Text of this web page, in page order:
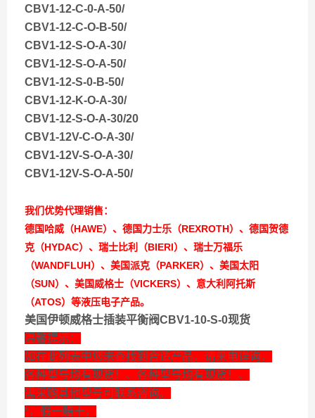
CBV1-12-C-0-A-50/
CBV1-12-C-O-B-50/
CBV1-12-S-O-A-30/
CBV1-12-S-O-A-50/
CBV1-12-S-0-B-50/
CBV1-12-K-O-A-30/
CBV1-12-S-O-A-30/20
CBV1-12V-C-O-A-30/
CBV1-12V-S-O-A-30/
CBV1-12V-S-O-A-50/
我们优势代理销售：
德国哈威（HAWE）、德国力士乐（REXROTH）、德国贺德
克（HYDAC）、瑞士比利（BIERI）、瑞士万福乐
（WANDFLUH）、美国派克（PARKER）、美国太阳
（SUN）、美国威格士（VICKERS）、意大利阿托斯
（ATOS）等液压电子产品。
美国伊顿威格士插装平衡阀CBV1-10-S-0现货
温馨提示：
如在此列表中您未查找到合适产品，请来电详询，
各种型号均有现货！、各种型号均有现货！、
需采购其他型号可联系咨询。
*，假一赔十，